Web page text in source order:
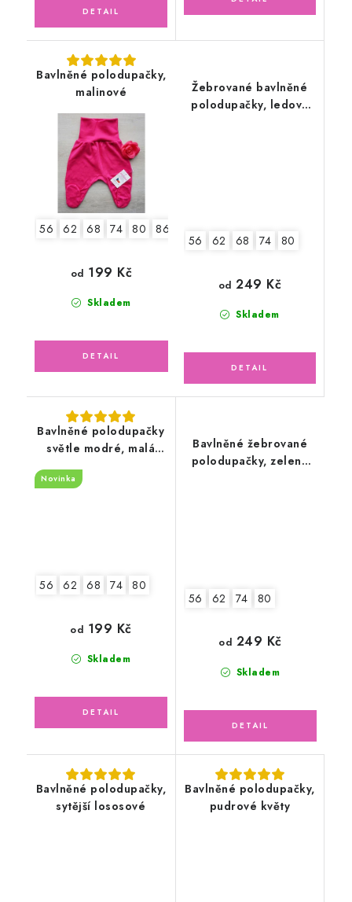
Bavlněné polodupačky,
malinové
56 62 68 74 80 86
Skladem
od 199 Kč
Žebrované bavlněné
polodupačky, ledově
56 62 68 74 80
Skladem
od 249 Kč
Bavlněné polodupačky
světle modré, malá
Novinka
56 62 68 74 80
Skladem
od 199 Kč
Bavlněné žebrované
polodupačky, zelené
56 62 74 80
Skladem
od 249 Kč
Bavlněné polodupačky,
sytější lososové
Bavlněné polodupačky,
pudrové květy